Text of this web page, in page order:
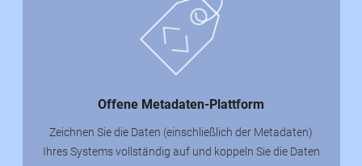
Offene Metadaten-Plattform
Zeichnen Sie die Daten (einschließlich der Metadaten)
Ihres Systems vollständig auf und koppeln Sie die Daten